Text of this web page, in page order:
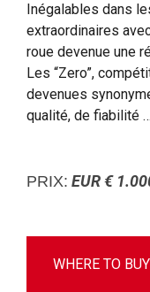
Inégalables dans
extraordinaires
roue devenue une
Les “Zero”,
devenues
qualité, de fiabilité
PRIX: EUR €
WHERE TO BUY